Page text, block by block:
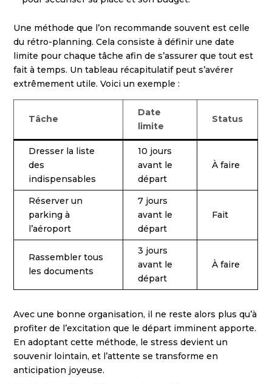
Une méthode que l’on recommande souvent est celle
du rétro-planning. Cela consiste à définir une date
limite pour chaque tâche afin de s’assurer que tout est
fait à temps. Un tableau récapitulatif peut s’avérer
extrêmement utile. Voici un exemple :
Tâche
Date
limite
Status
Dresser la liste
des
indispensables
10 jours
avant le
départ
À faire
Réserver un
parking à
l’aéroport
7 jours
avant le
départ
Fait
Rassembler tous
les documents
3 jours
avant le
départ
À faire
Avec une bonne organisation, il ne reste alors plus qu’à
profiter de l’excitation que le départ imminent apporte.
En adoptant cette méthode, le stress devient un
souvenir lointain, et l’attente se transforme en
anticipation joyeuse.